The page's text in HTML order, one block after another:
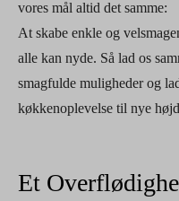
vores mål altid det samme:
At skabe enkle og
alle kan nyde. Så lad os
smagfulde muligheder og
køkkenoplevelse til nye
Et